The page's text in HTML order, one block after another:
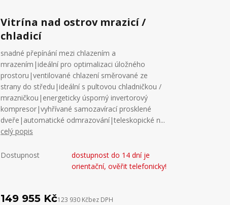
Vitrína nad ostrov mrazicí /
chladicí
snadné přepínání mezi chlazením a
mrazením|ideální pro optimalizaci úložného
prostoru|ventilované chlazení směrované ze
strany do středu|ideální s pultovou chladničkou /
mrazničkou|energeticky úsporný invertorový
kompresor|vyhřívané samozavírací prosklené
dveře|automatické odmrazování|teleskopické n...
celý popis
Dostupnost
dostupnost do 14 dní je
orientační, ověřit telefonicky!
149 955 Kč123 930 Kčbez DPH